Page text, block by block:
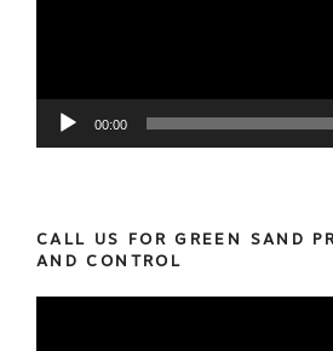
00:00
CALL US FOR GREEN SAND
AND CONTROL